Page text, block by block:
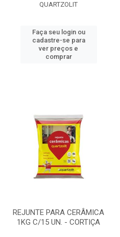
QUARTZOLIT
Faça seu login ou
cadastre-se para
ver preços e
comprar
REJUNTE PARA CERÂMICA
1KG C/15 UN. - CORTIÇA